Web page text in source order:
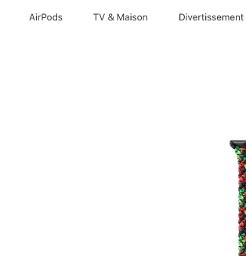
AirPods TV & Maison Divertissements